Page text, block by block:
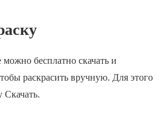
бесплатно скачать и
раскрасить вручную. Для этого
Скачать.